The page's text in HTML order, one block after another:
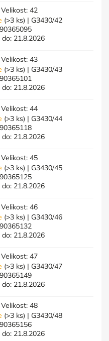
42
(>3 ks) | G3430/42
do: 21.8.2026
43
(>3 ks) | G3430/43
do: 21.8.2026
44
(>3 ks) | G3430/44
do: 21.8.2026
45
(>3 ks) | G3430/45
do: 21.8.2026
46
(>3 ks) | G3430/46
do: 21.8.2026
47
(>3 ks) | G3430/47
do: 21.8.2026
48
(>3 ks) | G3430/48
do: 21.8.2026